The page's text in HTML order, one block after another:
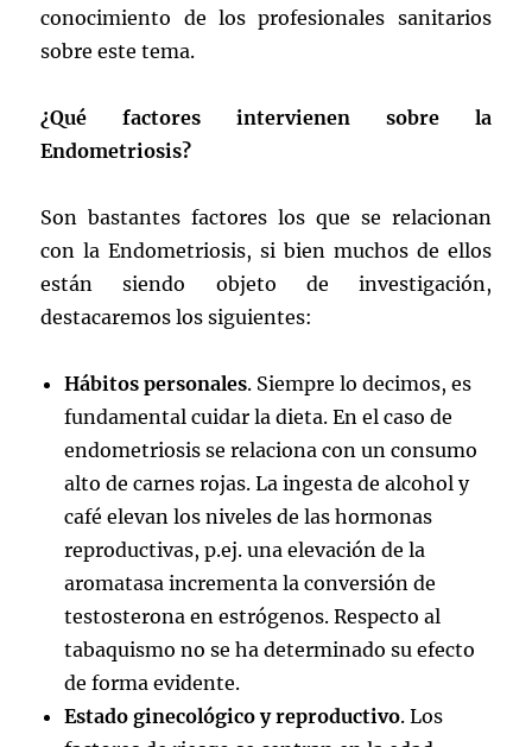
conocimiento de los profesionales sanitarios
sobre este tema.
¿Qué factores intervienen sobre la
Endometriosis?
Son bastantes factores los que se relacionan
con la Endometriosis, si bien muchos de ellos
están siendo objeto de investigación,
destacaremos los siguientes:
Hábitos personales. Siempre lo decimos, es
fundamental cuidar la dieta. En el caso de
endometriosis se relaciona con un consumo
alto de carnes rojas. La ingesta de alcohol y
café elevan los niveles de las hormonas
reproductivas, p.ej. una elevación de la
aromatasa incrementa la conversión de
testosterona en estrógenos. Respecto al
tabaquismo no se ha determinado su efecto
de forma evidente.
Estado ginecológico y reproductivo. Los